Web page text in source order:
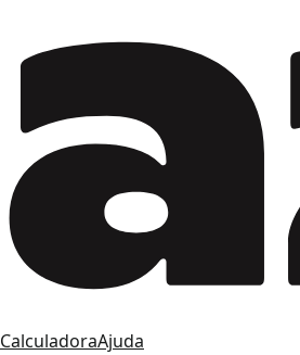
CalculadoraAjuda